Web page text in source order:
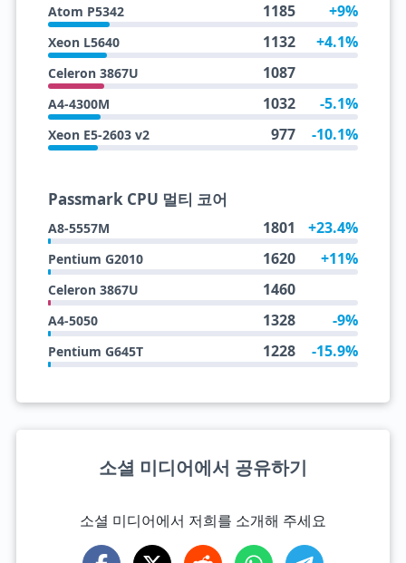
Atom P5342 1185 +9%
Xeon L5640 1132 +4.1%
Celeron 3867U 1087
A4-4300M 1032 -5.1%
Xeon E5-2603 v2 977 -10.1%
Passmark CPU 멀티 코어
A8-5557M 1801 +23.4%
Pentium G2010 1620 +11%
Celeron 3867U 1460
A4-5050 1328 -9%
Pentium G645T 1228 -15.9%
소셜 미디어에서 공유하기
소셜 미디어에서 저희를 소개해 주세요